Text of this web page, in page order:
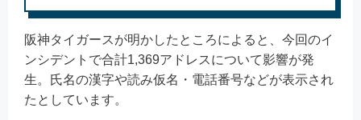
阪神タイガースが明かしたところによると、今回のイ
ンシデントで合計1,369アドレスについて影響が発
生。氏名の漢字や読み仮名・電話番号などが表示され
たとしています。